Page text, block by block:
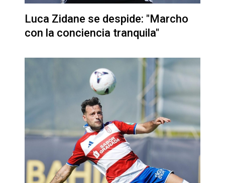
Luca Zidane se despide: "Marcho
con la conciencia tranquila"